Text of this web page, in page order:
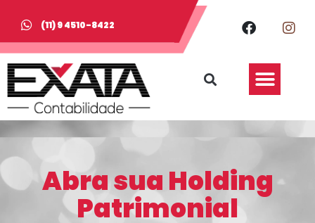
(11) 9 4510-8422
Abra sua Holding
Patrimonial